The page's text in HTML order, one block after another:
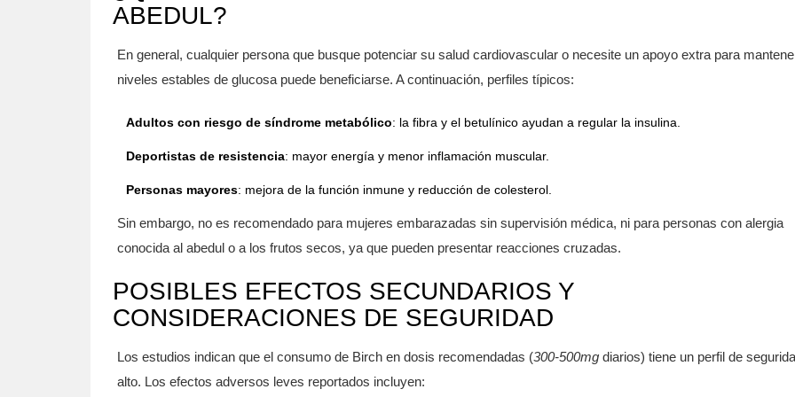
ABEDUL?
En general, cualquier persona que busque potenciar su salud cardiovascular o necesite un apoyo extra para
niveles estables de glucosa puede beneficiarse. A continuación, perfiles típicos:
Adultos con riesgo de síndrome metabólico: la fibra y el betulínico ayudan a regular la insulina.
Deportistas de resistencia: mayor energía y menor inflamación muscular.
Personas mayores: mejora de la función inmune y reducción de colesterol.
Sin embargo, no es recomendado para mujeres embarazadas sin supervisión médica, ni para personas con alergia
conocida al abedul o a los frutos secos, ya que pueden presentar reacciones cruzadas.
POSIBLES EFECTOS SECUNDARIOS Y
CONSIDERACIONES DE SEGURIDAD
Los estudios indican que el consumo de Birch en dosis recomendadas (300‑500mg diarios) tiene un perfil de
alto. Los efectos adversos leves reportados incluyen: